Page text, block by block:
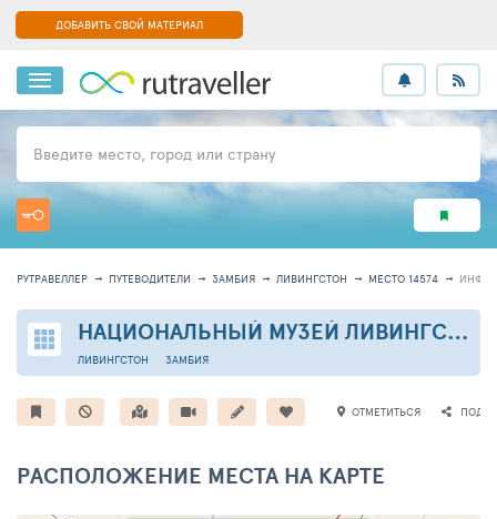
ДОБАВИТЬ СВОЙ МАТЕРИАЛ
Введите место, город или страну
РУТРАВЕЛЛЕР ПУТЕВОДИТЕЛИ ЗАМБИЯ ЛИВИНГСТОН МЕСТО 14574
НАЦИОНАЛЬНЫЙ МУЗЕЙ ЛИВИНГСТОНА
ЗАМБИЯ
ЛИВИНГСТОН
ОТМЕТИТЬСЯ
РАСПОЛОЖЕНИЕ МЕСТА НА КАРТЕ